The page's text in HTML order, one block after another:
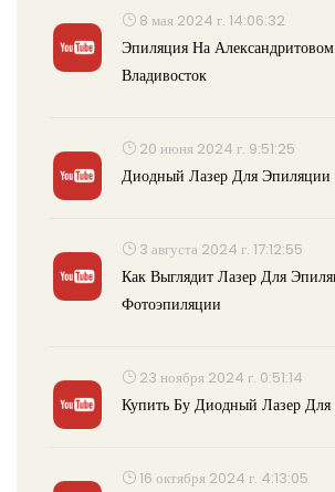
8 мая 2024 г. 14:06:32
Эпиляция На
Владивосток
20 июня 2024 г. 9:51:25
Диодный Лазер Для Эпиляции
3 августа 2024 г. 17:12:55
Как Выглядит Лазер Для
Фотоэпиляции
23 ноября 2024 г. 0:51:14
Купить Бу Диодный Лазер
16 октября 2024 г. 4:13:05